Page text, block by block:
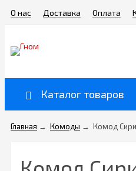
О нас Доставка Оплата
Каталог товаров
Главная → Комоды → Комод